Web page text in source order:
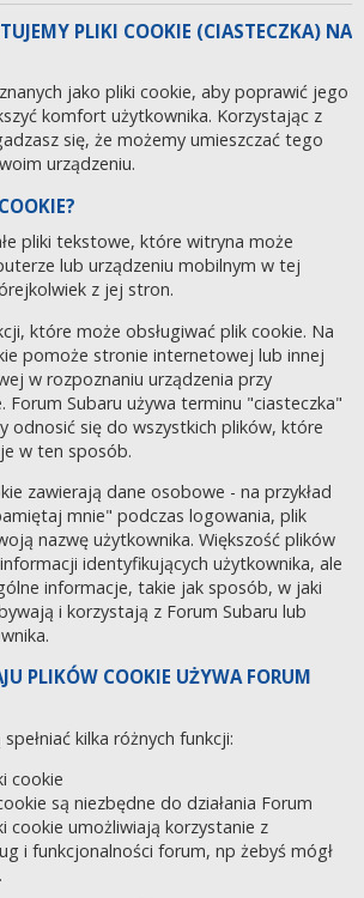
PLIKI COOKIE (CIASTECZKA) NA
jako pliki cookie, aby poprawić jego
komfort użytkownika. Korzystając z
się, że możemy umieszczać tego
urządzeniu.
pliki tekstowe, które witryna może
lub urządzeniu mobilnym w tej
z jej stron.
które może obsługiwać plik cookie. Na
pomoże stronie internetowej lub innej
w rozpoznaniu urządzenia przy
Forum Subaru używa terminu "ciasteczka"
odnosić się do wszystkich plików, które
w ten sposób.
zawierają dane osobowe - na przykład
mnie" podczas logowania, plik
nazwę użytkownika. Większość plików
identyfikujących użytkownika, ale
informacje, takie jak sposób, w jaki
i korzystają z Forum Subaru lub
PLIKÓW COOKIE UŻYWA FORUM
kilka różnych funkcji:
cookie
są niezbędne do działania Forum
cookie umożliwiają korzystanie z
i funkcjonalności forum, np żebyś mógł